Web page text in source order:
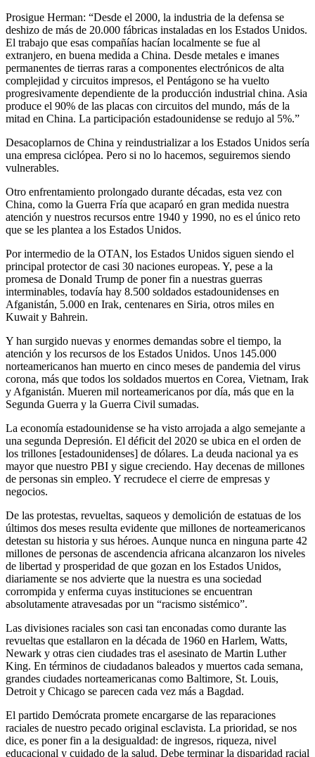
Prosigue Herman: “Desde el 2000, la industria de la defensa se
deshizo de más de 20.000 fábricas instaladas en los Estados Unidos.
El trabajo que esas compañías hacían localmente se fue al
extranjero, en buena medida a China. Desde metales e imanes
permanentes de tierras raras a componentes electrónicos de alta
complejidad y circuitos impresos, el Pentágono se ha vuelto
progresivamente dependiente de la producción industrial china. Asia
produce el 90% de las placas con circuitos del mundo, más de la
mitad en China. La participación estadounidense se redujo al 5%.”
Desacoplarnos de China y reindustrializar a los Estados Unidos sería
una empresa ciclópea. Pero si no lo hacemos, seguiremos siendo
vulnerables.
Otro enfrentamiento prolongado durante décadas, esta vez con
China, como la Guerra Fría que acaparó en gran medida nuestra
atención y nuestros recursos entre 1940 y 1990, no es el único reto
que se les plantea a los Estados Unidos.
Por intermedio de la OTAN, los Estados Unidos siguen siendo el
principal protector de casi 30 naciones europeas. Y, pese a la
promesa de Donald Trump de poner fin a nuestras guerras
interminables, todavía hay 8.500 soldados estadounidenses en
Afganistán, 5.000 en Irak, centenares en Siria, otros miles en
Kuwait y Bahrein.
Y han surgido nuevas y enormes demandas sobre el tiempo, la
atención y los recursos de los Estados Unidos. Unos 145.000
norteamericanos han muerto en cinco meses de pandemia del virus
corona, más que todos los soldados muertos en Corea, Vietnam, Irak
y Afganistán. Mueren mil norteamericanos por día, más que en la
Segunda Guerra y la Guerra Civil sumadas.
La economía estadounidense se ha visto arrojada a algo semejante a
una segunda Depresión. El déficit del 2020 se ubica en el orden de
los trillones [estadounidenses] de dólares. La deuda nacional ya es
mayor que nuestro PBI y sigue creciendo. Hay decenas de millones
de personas sin empleo. Y recrudece el cierre de empresas y
negocios.
De las protestas, revueltas, saqueos y demolición de estatuas de los
últimos dos meses resulta evidente que millones de norteamericanos
detestan su historia y sus héroes. Aunque nunca en ninguna parte 42
millones de personas de ascendencia africana alcanzaron los niveles
de libertad y prosperidad de que gozan en los Estados Unidos,
diariamente se nos advierte que la nuestra es una sociedad
corrompida y enferma cuyas instituciones se encuentran
absolutamente atravesadas por un “racismo sistémico”.
Las divisiones raciales son casi tan enconadas como durante las
revueltas que estallaron en la década de 1960 en Harlem, Watts,
Newark y otras cien ciudades tras el asesinato de Martin Luther
King. En términos de ciudadanos baleados y muertos cada semana,
grandes ciudades norteamericanas como Baltimore, St. Louis,
Detroit y Chicago se parecen cada vez más a Bagdad.
El partido Demócrata promete encargarse de las reparaciones
raciales de nuestro pecado original esclavista. La prioridad, se nos
dice, es poner fin a la desigualdad: de ingresos, riqueza, nivel
educacional y cuidado de la salud. Debe terminar la disparidad racial